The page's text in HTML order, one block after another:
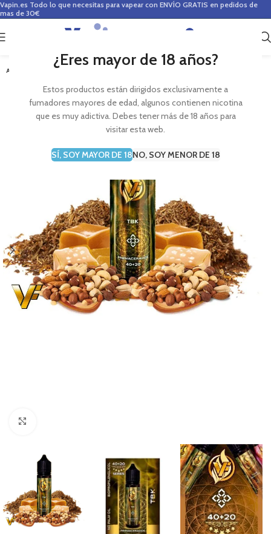
¿Eres mayor de 18 años?
Estos productos están dirigidos exclusivamente a
fumadores mayores de edad, algunos contienen nicotina
que es muy adictiva. Debes tener más de 18 años para
visitar esta web.
SÍ, SOY MAYOR DE 18NO, SOY MENOR DE 18
Vapin.es Todo lo que necesitas para vapear con ENVÍO GRATIS en pedidos de
mas de 30€
0
AGOTADO